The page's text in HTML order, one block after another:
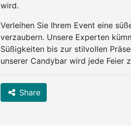
wird.
Verleihen Sie Ihrem Event eine
verzaubern. Unsere Experten
Süßigkeiten bis zur stilvollen
unserer Candybar wird jede Feier
Share